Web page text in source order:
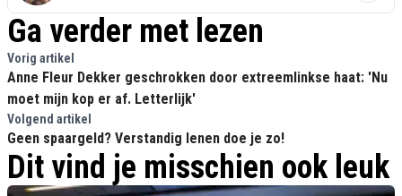
Ga verder met lezen
Vorig artikel
Anne Fleur Dekker geschrokken door extreemlinkse haat: 'Nu
moet mijn kop er af. Letterlijk'
Volgend artikel
Geen spaargeld? Verstandig lenen doe je zo!
Dit vind je misschien ook leuk